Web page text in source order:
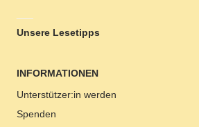
Unsere Lesetipps
INFORMATIONEN
Unterstützer:in werden
Spenden